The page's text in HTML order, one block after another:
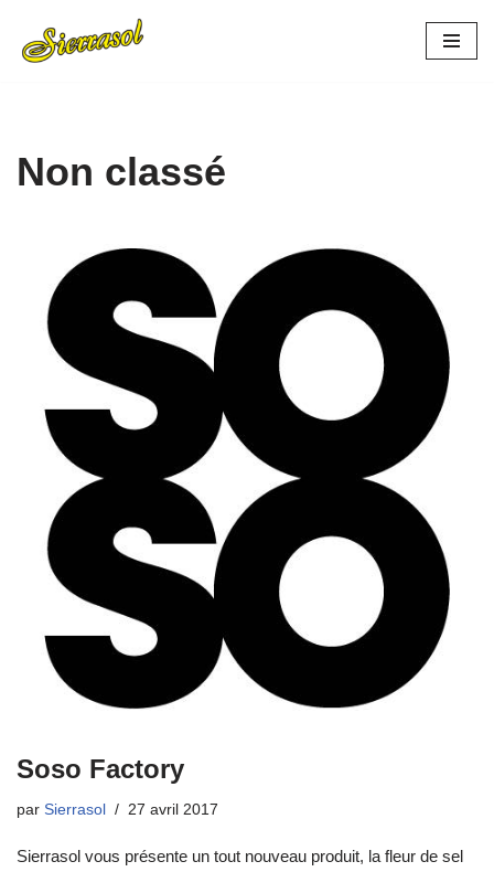
Aller
Non classé
Soso Factory
par Sierrasol 27 avril 2017
Sierrasol vous présente un tout nouveau produit, la fleur de sel